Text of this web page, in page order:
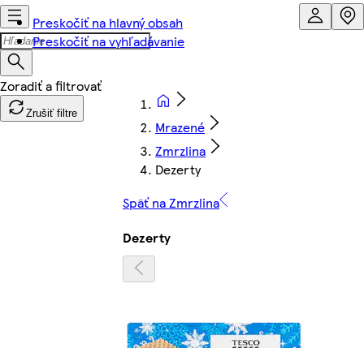
Preskočiť na hlavný obsah
Preskočiť na vyhľadávanie
Zrušiť filtre
Mrazené
Zmrzlina
Dezerty
Späť na Zmrzlina
Dezerty